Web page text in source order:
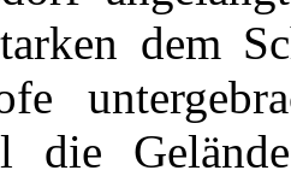
dem
die